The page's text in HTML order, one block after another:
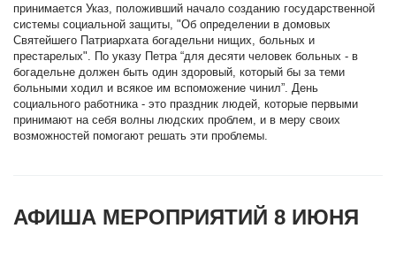
принимается Указ, положивший начало созданию государственной
системы социальной защиты, "Об определении в домовых
Святейшего Патриархата богадельни нищих, больных и
престарелых". По указу Петра “для десяти человек больных - в
богадельне должен быть один здоровый, который бы за теми
больными ходил и всякое им вспоможение чинил”. День
социального работника - это праздник людей, которые первыми
принимают на себя волны людских проблем, и в меру своих
возможностей помогают решать эти проблемы.
АФИША МЕРОПРИЯТИЙ 8 ИЮНЯ